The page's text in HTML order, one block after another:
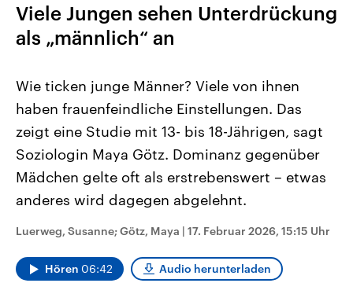
Landtagswahl Sachsen-Anhalt
2026
Alle Informationen
Sachsen-Anhalt wählt am 6.
September 2026 einen neuen
Bundesland von einer Koalition aus
CDU, SPD und FDP regiert.-
Wahlprogramme, aktuelle Berichte
und Hintergründe zu den Parteien
USA
Aktuelle Beiträge,
Hintergründe
gehören die Vereinigten
mit großem Einfluss auf
aktuelle Weltgeschehen.
Sendungen Programm Podcasts
Viele Jungen sehen Unterdrückung
als „männlich“ an
Wie ticken junge Männer? Viele von ihnen
haben frauenfeindliche Einstellungen. Das
zeigt eine Studie mit 13- bis 18-Jährigen, sagt
Soziologin Maya Götz. Dominanz gegenüber
Mädchen gelte oft als erstrebenswert – etwas
anderes wird dagegen abgelehnt.
Luerweg, Susanne; Götz, Maya | 17. Februar 2026, 15:15 Uhr
Hören 06:42 Audio herunterladen